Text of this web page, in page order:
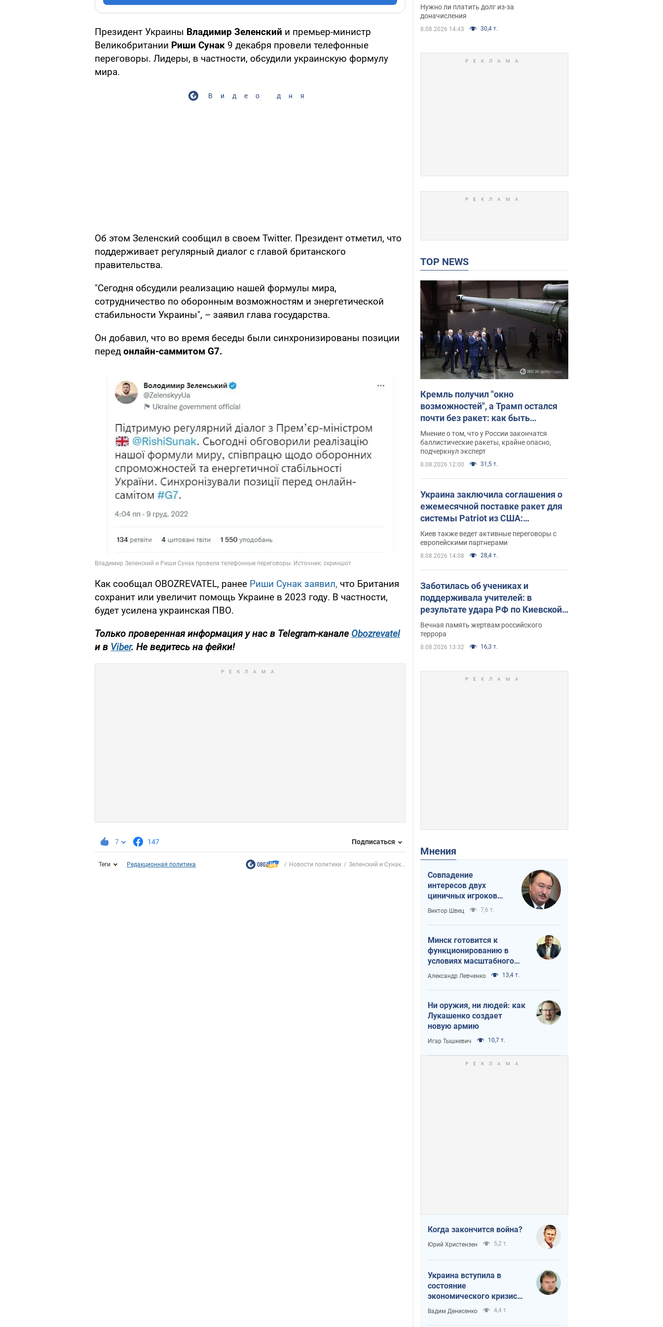
Президент Украины Владимир Зеленский и премьер-министр
Великобритании Риши Сунак 9 декабря провели телефонные
переговоры. Лидеры, в частности, обсудили украинскую формулу
мира.
Видео дня
Об этом Зеленский сообщил в своем Twitter. Президент отметил, что
поддерживает регулярный диалог с главой британского
правительства.
"Сегодня обсудили реализацию нашей формулы мира,
сотрудничество по оборонным возможностям и энергетической
стабильности Украины", – заявил глава государства.
Он добавил, что во время беседы были синхронизированы позиции
перед онлайн-саммитом G7.
Как сообщал OBOZREVATEL, ранее Риши Сунак заявил, что Британия
сохранит или увеличит помощь Украине в 2023 году. В частности,
будет усилена украинская ПВО.
Только проверенная информация у нас в Telegram-канале Obozrevatel
и в Viber. Не ведитесь на фейки!
7 147 Подписаться
Теги Редакционная политика Новости политики Зеленский и Сунак...
судья вынес
неожиданное решение
Нужно ли платить долг из-за
доначисления
8.08.2026 14:43 30,4 т.
TOP NEWS
Кремль получил "окно
возможностей", а Трамп остался
почти без ракет: как быть
Украине? Интервью с Мельником
Мнение о том, что у России закончатся
баллистические ракеты, крайне опасно,
подчеркнул эксперт
8.08.2026 12:00 31,5 т.
Украина заключила соглашения о
ежемесячной поставке ракет для
системы Patriot из США:
Зеленский раскрыл подробности
Киев также ведет активные переговоры с
европейскими партнерами
8.08.2026 14:08 28,4 т.
Заботилась об учениках и
поддерживала учителей: в
результате удара РФ по Киевской
области погибли директор
киевского лицея, её муж и внук
Вечная память жертвам российского
террора
8.08.2026 13:32 16,3 т.
Мнения
Совпадение
интересов двух
циничных игроков
или тайный план
Трампа и Путина?
Виктор Швец 7,6 т.
Минск готовится к
функционированию в
условиях масштабного
военного кризиса
Александр Левченко 13,4 т.
Ни оружия, ни людей: как
Лукашенко создает
новую армию
Игар Тышкевич 10,7 т.
Когда закончится война?
Юрий Христензен 5,2 т.
Украина вступила в
состояние
экономического кризиса.
Есть ли свет в конце
туннеля?
Вадим Денисенко 4,4 т.